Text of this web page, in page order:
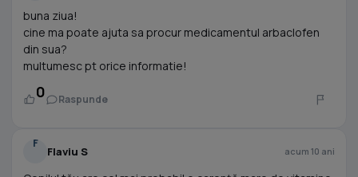
buna ziua!
cine ma poate ajuta sa procur medicamentul arbaclofen
din sua?
multumesc pt orice informatie!
0 Raspunde
F
Flaviu S acum 10 ani